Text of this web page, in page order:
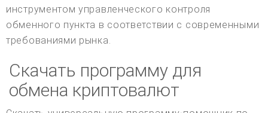
инструментом управленческого контроля
обменного пункта в соответствии с современными
требованиями рынка.
Скачать программу для
обмена криптовалют